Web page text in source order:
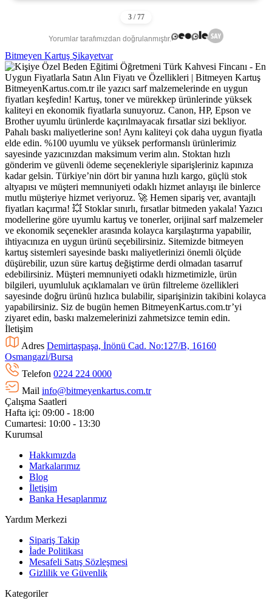
Yorumlar tarafımızdan doğrulanmıştır.
Bitmeyen Kartuş Şikayetvar
BitmeyenKartus.com.tr ile yazıcı sarf malzemelerinde en uygun
fiyatları keşfedin! Kartuş, toner ve mürekkep ürünlerinde yüksek
kaliteyi en ekonomik fiyatlarla sunuyoruz. Canon, HP, Epson ve
Brother uyumlu ürünlerde kaçırılmayacak fırsatlar sizi bekliyor.
Pahalı baskı maliyetlerine son! Aynı kaliteyi çok daha uygun fiyatla
elde edin. %100 uyumlu ve yüksek performanslı ürünlerimiz
sayesinde yazıcınızdan maksimum verim alın. Stoktan hızlı
gönderim ve güvenli ödeme seçenekleriyle siparişleriniz kapınıza
kadar gelsin. Türkiye’nin dört bir yanına hızlı kargo, güçlü stok
altyapısı ve müşteri memnuniyeti odaklı hizmet anlayışı ile binlerce
mutlu müşteriye hizmet veriyoruz. 🚀 Hemen sipariş ver, avantajlı
fiyatları kaçırma! 💥 Stoklar sınırlı, fırsatlar bitmeden yakala! Yazıcı
modellerine göre uyumlu kartuş ve tonerler, orijinal sarf malzemeler
ve ekonomik seçenekler arasında kolayca karşılaştırma yapabilir,
ihtiyacınıza en uygun ürünü seçebilirsiniz. Sitemizde bitmeyen
kartuş sistemleri sayesinde baskı maliyetlerinizi önemli ölçüde
düşürebilir, uzun süre kartuş değiştirme derdi olmadan tasarruf
edebilirsiniz. Müşteri memnuniyeti odaklı hizmetimizle, ürün
bilgileri, uyumluluk açıklamaları ve ürün filtreleme özellikleri
sayesinde doğru ürünü hızlıca bulabilir, siparişinizin takibini kolayca
yapabilirsiniz. Siz de bugün hemen BitmeyenKartus.com.tr’yi
ziyaret edin, baskı malzemelerinizi zahmetsizce temin edin.
İletişim
Adres Demirtaşpaşa, İnönü Cad. No:127/B, 16160
Osmangazi̇/Bursa
Telefon 0224 224 0000
Mail info@bitmeyenkartus.com.tr
Çalışma Saatleri
Hafta içi: 09:00 - 18:00
Cumartesi: 10:00 - 13:30
Kurumsal
Hakkımızda
Markalarımız
Blog
İletişim
Banka Hesaplarımız
Yardım Merkezi
Sipariş Takip
İade Politikası
Mesafeli Satış Sözleşmesi
Gizlilik ve Güvenlik
Kategoriler